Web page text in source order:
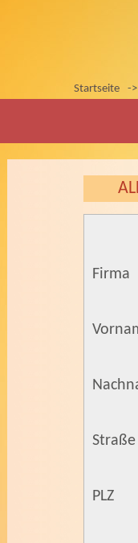
Startseite ->
Firma
Straße
PLZ